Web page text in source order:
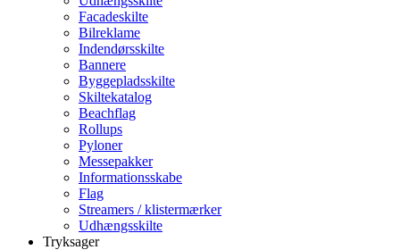
Facadeskilte
Bilreklame
Indendørsskilte
Bannere
Byggepladsskilte
Skiltekatalog
Beachflag
Rollups
Pyloner
Messepakker
Informationsskabe
Flag
Streamers / klistermærker
Udhængsskilte
Tryksager